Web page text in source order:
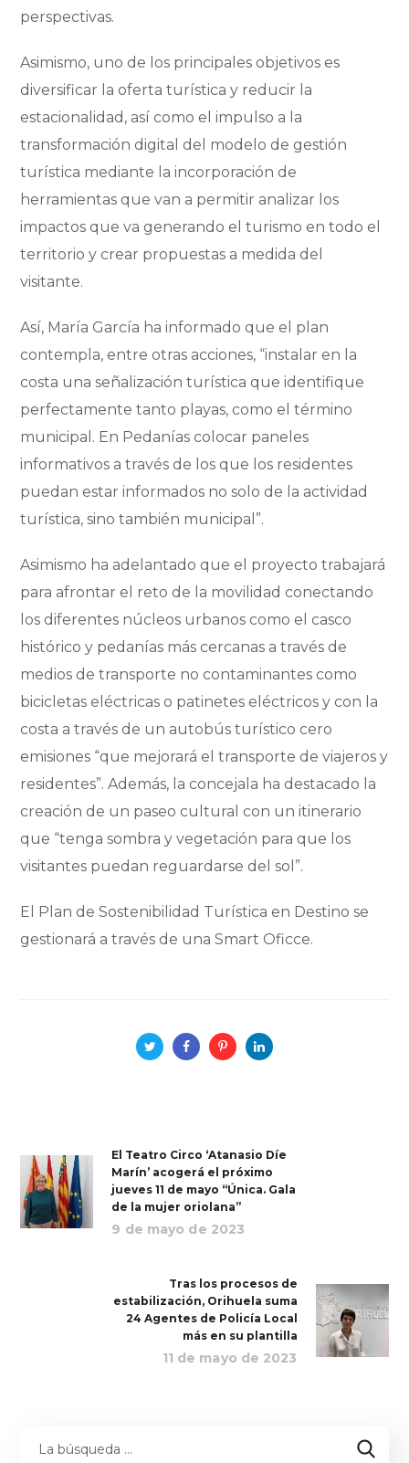
perspectivas.
Asimismo, uno de los principales objetivos es
diversificar la oferta turística y reducir la
estacionalidad, así como el impulso a la
transformación digital del modelo de gestión
turística mediante la incorporación de
herramientas que van a permitir analizar los
impactos que va generando el turismo en todo el
territorio y crear propuestas a medida del
visitante.
Así, María García ha informado que el plan
contempla, entre otras acciones, “instalar en la
costa una señalización turística que identifique
perfectamente tanto playas, como el término
municipal. En Pedanías colocar paneles
informativos a través de los que los residentes
puedan estar informados no solo de la actividad
turística, sino también municipal”.
Asimismo ha adelantado que el proyecto trabajará
para afrontar el reto de la movilidad conectando
los diferentes núcleos urbanos como el casco
histórico y pedanías más cercanas a través de
medios de transporte no contaminantes como
bicicletas eléctricas o patinetes eléctricos y con la
costa a través de un autobús turístico cero
emisiones “que mejorará el transporte de viajeros y
residentes”. Además, la concejala ha destacado la
creación de un paseo cultural con un itinerario
que “tenga sombra y vegetación para que los
visitantes puedan reguardarse del sol”.
El Plan de Sostenibilidad Turística en Destino se
gestionará a través de una Smart Oficce.
El Teatro Circo ‘Atanasio Díe
Marín’ acogerá el próximo
jueves 11 de mayo “Única. Gala
de la mujer oriolana”
9 de mayo de 2023
Tras los procesos de
estabilización, Orihuela suma
24 Agentes de Policía Local
más en su plantilla
11 de mayo de 2023